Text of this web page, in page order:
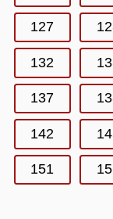
127
132
137
142
151